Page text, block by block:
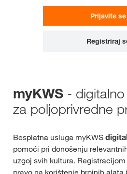
Prijavite se
Registriraj
myKWS -
za poljoprivredne
Besplatna usluga myKWS
pomoći pri donošenju
uzgoj svih kultura.